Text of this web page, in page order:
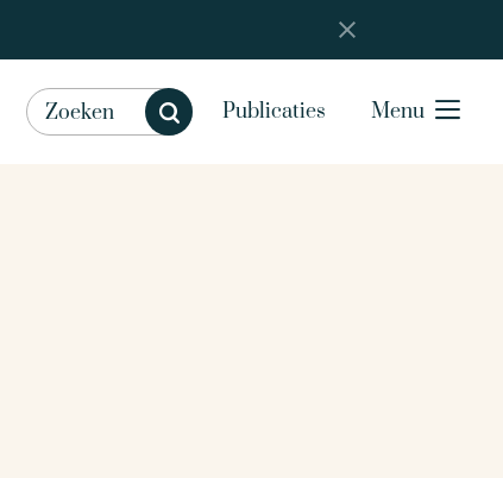
Publicaties Menu